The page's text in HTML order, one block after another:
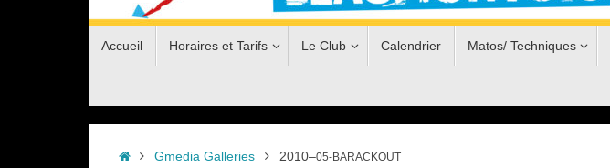
au
Accueil Horaires et Tarifs Le Club Calendrier Matos/ Techniques
Accueil
Gmedia Galleries 2010–05-BARACKOUT